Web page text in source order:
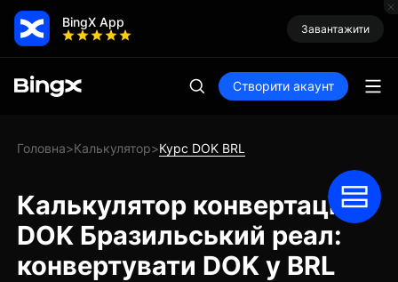
BingX App Завантажити
Створити акаунт
Головна>Калькулятор>Курс DOK BRL
Калькулятор конвертації
DOK Бразильський реал:
конвертувати DOK у BRL